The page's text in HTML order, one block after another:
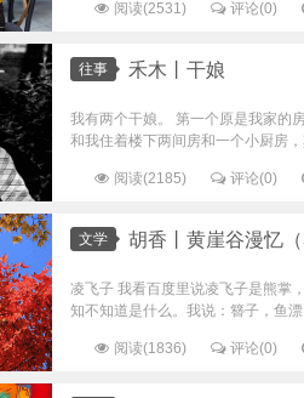
阅读(2531) 评论(0)
往事 禾木丨干娘
我有两个干娘。 第一个原是我家的
和我住着楼下两间房和一个小厨房
阅读(2185) 评论(0)
文学 胡香丨黄崖谷漫忆（
凌飞子 我看百度里说凌飞子是熊掌
知不知道是什么。我说：簪子，鱼
阅读(1836) 评论(0)